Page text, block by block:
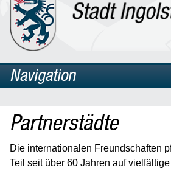
Navigation
Rathaus
Kultur
Partnerstädte
Die internationalen Freundschaften
Teil seit über 60 Jahren auf